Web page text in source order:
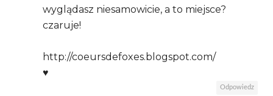
wyglądasz niesamowicie, a to miejsce?
czaruje!
http://coeursdefoxes.blogspot.com/
♥
Odpowiedz